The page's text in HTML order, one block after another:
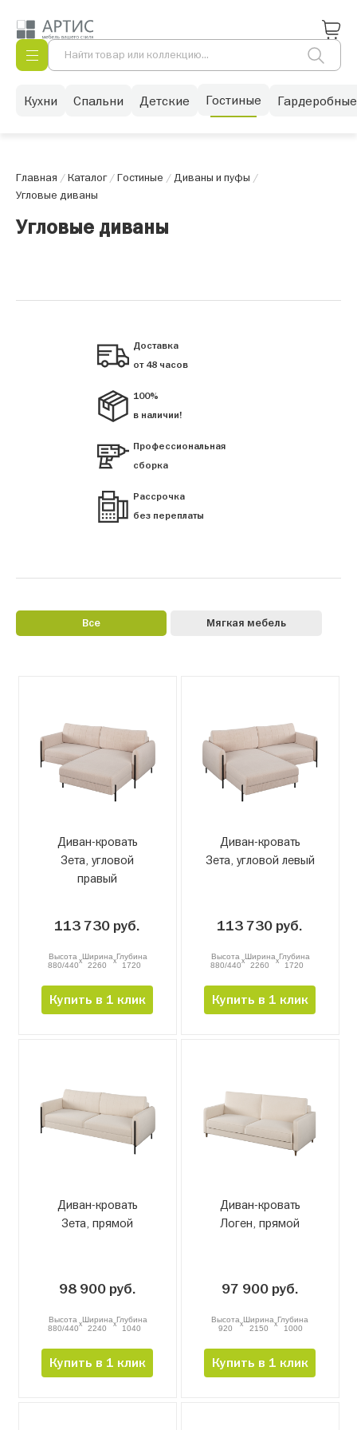
Кухни Спальни Детские Гостиные Гардеробные
Главная /Каталог/Гостиные /Диваны и пуфы /
Угловые диваны
Угловые диваны
Доставка
от 48 часов
100%
в наличии!
Профессиональная
сборка
Рассрочка
без переплаты
Все Мягкая мебель
Диван-кровать
Зета, угловой
правый
113 730 руб.
Высота
880/440xШирина
2260
xГлубина
1720
Купить в 1 клик
Диван-кровать
Зета, угловой левый
113 730 руб.
Высота
880/440xШирина
2260
xГлубина
1720
Купить в 1 клик
Диван-кровать
Зета, прямой
98 900 руб.
Высота
880/440xШирина
2240
xГлубина
1040
Купить в 1 клик
Диван-кровать
Логен, прямой
97 900 руб.
Высота
920
xШирина
2150
xГлубина
1000
Купить в 1 клик